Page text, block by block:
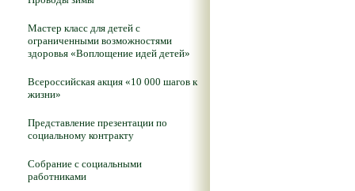
Мастер класс для детей с
ограниченными возможностями
здоровья «Воплощение идей детей»
Всероссийская акция «10 000 шагов к
жизни»
Представление презентации по
социальному контракту
Собрание с социальными
работниками